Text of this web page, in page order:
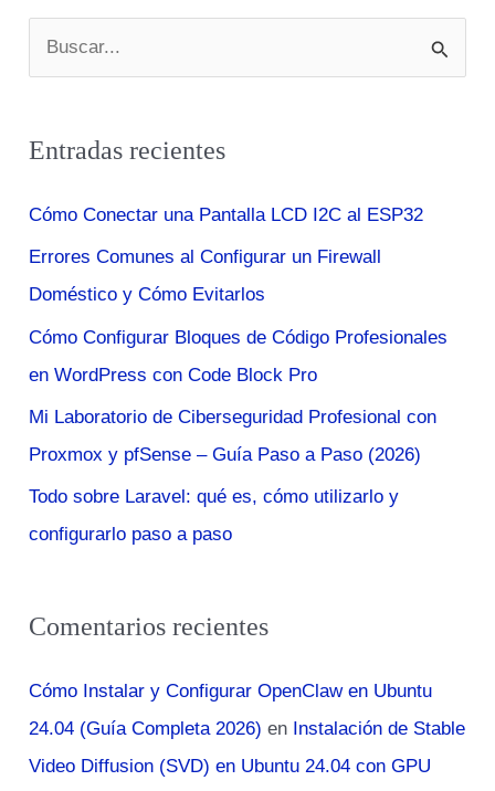
u
c
r
p
o
r
:
Entradas recientes
Cómo Conectar una Pantalla LCD I2C al ESP32
Errores Comunes al Configurar un Firewall
Doméstico y Cómo Evitarlos
Cómo Configurar Bloques de Código Profesionales
en WordPress con Code Block Pro
Mi Laboratorio de Ciberseguridad Profesional con
Proxmox y pfSense – Guía Paso a Paso (2026)
Todo sobre Laravel: qué es, cómo utilizarlo y
configurarlo paso a paso
Comentarios recientes
Cómo Instalar y Configurar OpenClaw en Ubuntu
24.04 (Guía Completa 2026) en Instalación de Stable
Video Diffusion (SVD) en Ubuntu 24.04 con GPU